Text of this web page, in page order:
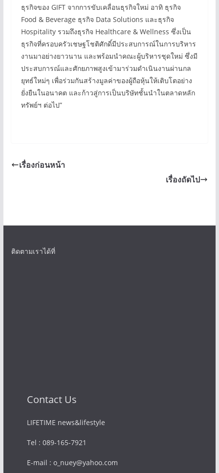
ธุรกิจของ GIFT จากการขับเคลื่อนธุรกิจใหม่ อาทิ ธุรกิจ
Food & Beverage ธุรกิจ Data Solutions และธุรกิจ
Hospitality รวมถึงธุรกิจ Healthcare & Wellness ซึ่งเป็น
ธุรกิจที่ครอบครัวเชษฐโชติศักดิ์มีประสบการณ์ในการบริหาร
งานมาอย่างยาวนาน และพร้อมนำคณะผู้บริหารชุดใหม่ ซึ่งมี
ประสบการณ์และศักยภาพสูงเข้ามาร่วมดำเนินงานผ่านกล
ยุทธ์ใหม่ๆ เพื่อร่วมกันสร้างมูลค่าของผู้ถือหุ้นให้เติบโตอย่าง
ยั่งยืนในอนาคต และก้าวสู่การเป็นบริษัทชั้นนำในตลาดหลัก
ทรัพย์ฯ ต่อไป”
เรื่องก่อนหน้า
เรื่องถัดไป
ติดตามเราได้ที่
Contact Us
LIFETIME news&lifestyle
Tel : 089-165-7921
E-mail : o_nuey@yahoo.com